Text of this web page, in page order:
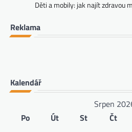
Děti a mobily: jak najít zdravou
Reklama
Kalendář
Srpen
Po
Út St Čt